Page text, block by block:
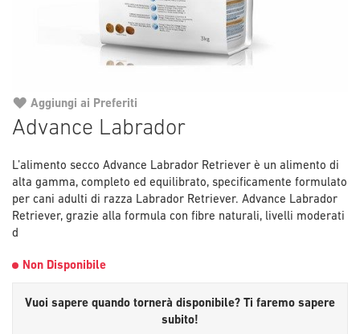
Advance Labrador
L’alimento secco Advance Labrador Retriever è un alimento di
alta gamma, completo ed equilibrato, specificamente formulato
per cani adulti di razza Labrador Retriever. Advance Labrador
Retriever, grazie alla formula con fibre naturali, livelli moderati
d
Non Disponibile
Vuoi sapere quando tornerà disponibile? Ti faremo sapere
subito!
Aggiungi ai Preferiti
all'inizio
galleria
di
immagini